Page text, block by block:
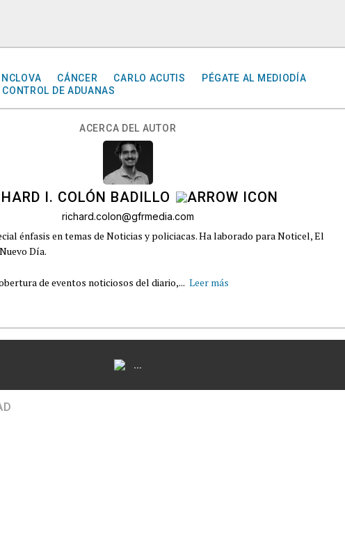
CÁNCER CARLO ACUTIS
PÉGATE AL MEDIODÍA
DE ADUANAS
ACERCA DEL AUTOR
I. COLÓN BADILLO
richard.colon@gfrmedia.com
énfasis en temas de Noticias y policiacas. Ha laborado para Noticel, El
Día.
de eventos noticiosos del diario,... Leer más
...